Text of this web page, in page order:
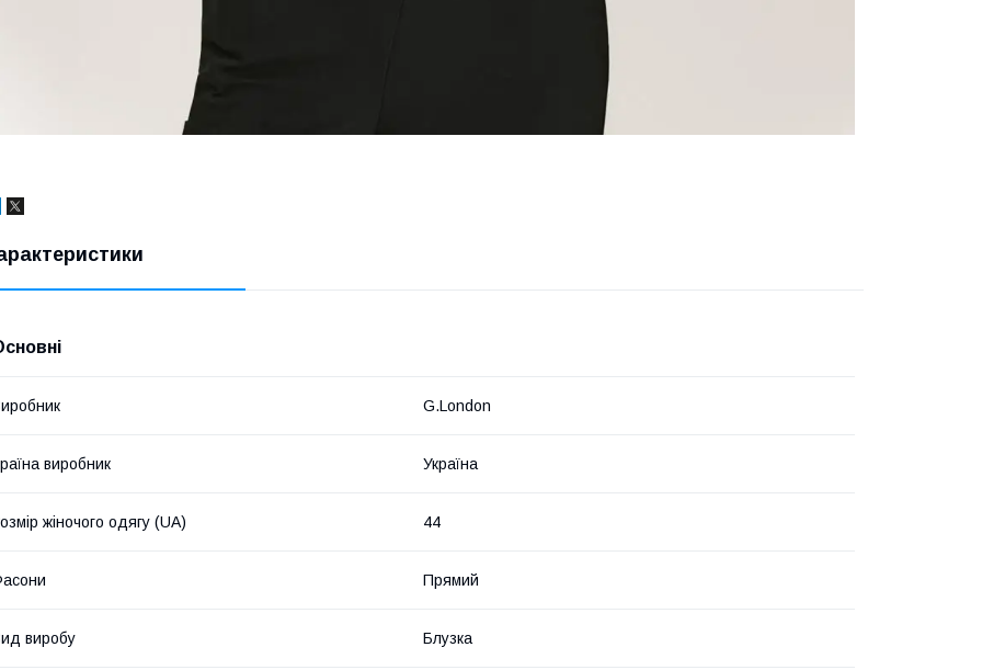
G.London
виробник Україна
жіночого одягу (UA) 44
Прямий
виробу Блузка